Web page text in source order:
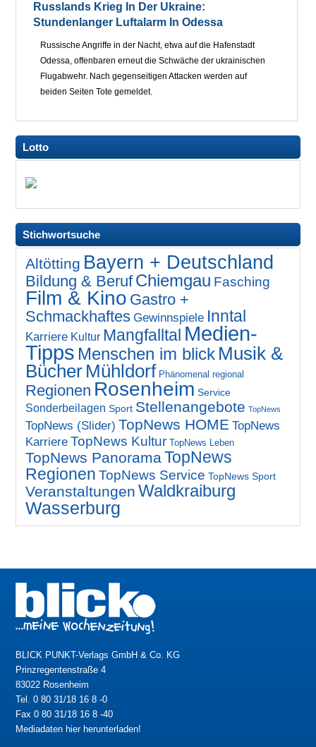
Russlands Krieg In Der Ukraine:
Stundenlanger Luftalarm In Odessa
Russische Angriffe in der Nacht, etwa auf die Hafenstadt
Odessa, offenbaren erneut die Schwäche der ukrainischen
Flugabwehr. Nach gegenseitigen Attacken werden auf
beiden Seiten Tote gemeldet.
Lotto
Stichwortsuche
Altötting Bayern + Deutschland
Bildung & Beruf Chiemgau Fasching
Film & Kino Gastro +
Schmackhaftes Gewinnspiele Inntal
Karriere Kultur Mangfalltal Medien-
Tipps Menschen im blick Musik &
Bücher Mühldorf Phänomenal regional
Regionen Rosenheim Service
Sonderbeilagen Sport Stellenangebote TopNews
TopNews (Slider) TopNews HOME TopNews
Karriere TopNews Kultur TopNews Leben
TopNews PanoramaTopNews
Regionen TopNews Service TopNews Sport
Veranstaltungen Waldkraiburg
Wasserburg
BLICK PUNKT-Verlags GmbH & Co. KG
Prinzregentenstraße 4
83022 Rosenheim
Tel. 0 80 31/18 16 8 -0
Fax 0 80 31/18 16 8 -40
Mediadaten hier herunterladen!